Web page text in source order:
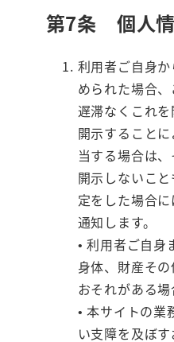
第7条 個人
利用者ご自身
められた場合、
遅滞なくこれを
開示すること
当する場合は
開示しないこ
定をした場合
通知します。
• 利用者ご自身
身体、財産そ
おそれがある場
• 本サイトの業
い支障を及ぼ